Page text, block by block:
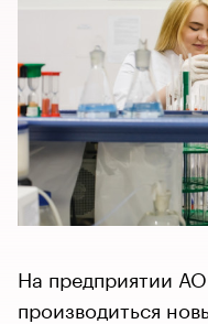
На предприятии
производиться